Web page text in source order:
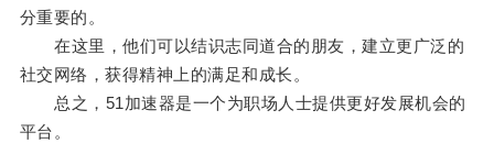
分重要的。
在这里，他们可以结识志同道合的朋友，建立更广泛的
社交网络，获得精神上的满足和成长。
总之，51加速器是一个为职场人士提供更好发展机会的
平台。